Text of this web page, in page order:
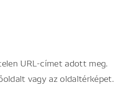
URL-címet adott meg.
vagy az oldaltérképet.